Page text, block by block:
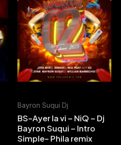
Bayron Suqui Dj
BS-Ayer la vi – NiQ – Dj
Bayron Suqui – Intro
Simple- Phila remix